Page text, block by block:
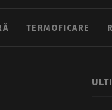
TERMOFICARE